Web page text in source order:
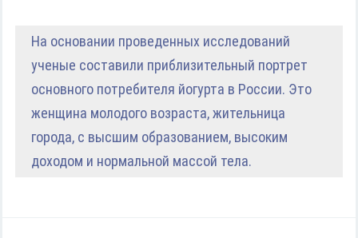
На основании проведенных исследований
ученые составили приблизительный портрет
основного потребителя йогурта в России. Это
женщина молодого возраста, жительница
города, с высшим образованием, высоким
доходом и нормальной массой тела.